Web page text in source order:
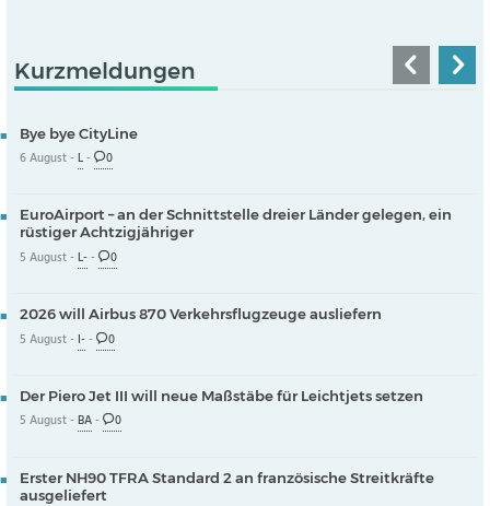
Kurzmeldungen
Bye bye CityLine
6 August -L- 0
EuroAirport – an der Schnittstelle dreier Länder gelegen, ein
rüstiger Achtzigjähriger
5 August -L-- 0
2026 will Airbus 870 Verkehrsflugzeuge ausliefern
5 August - I-- 0
Der Piero Jet III will neue Maßstäbe für Leichtjets setzen
5 August -BA- 0
Erster NH90 TFRA Standard 2 an französische Streitkräfte
ausgeliefert